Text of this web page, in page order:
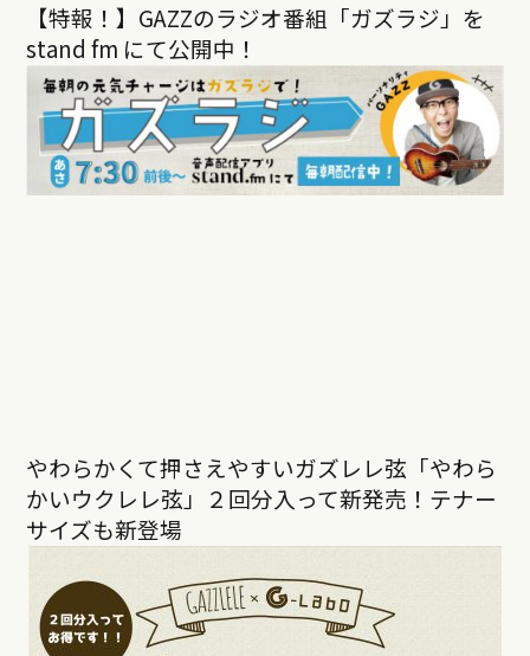
【特報！】GAZZのラジオ番組「ガズラジ」を
stand fm にて公開中！
やわらかくて押さえやすいガズレレ弦「やわら
かいウクレレ弦」２回分入って新発売！テナー
サイズも新登場